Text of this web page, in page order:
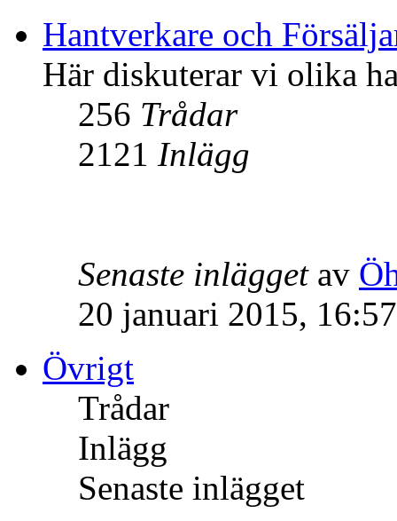
Hantverkare och
Här diskuterar vi olika
256 Trådar
2121 Inlägg
Senaste inläggetav
20 januari 2015, 16:57
Övrigt
Trådar
Inlägg
Senaste inlägget